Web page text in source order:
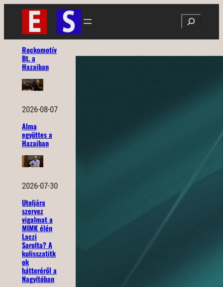
Ugrás
tartalomhoz
Search
Rockomotív
Bt. a
Hazaiban
2026-08-07
Alma
együttes a
Hazaiban
2026-07-30
Utoljára
szervez
vigalmat a
MIMK élén
Laczi
Sarolta? A
kulisszatitk
ok
hátteréről a
Nagyítóban